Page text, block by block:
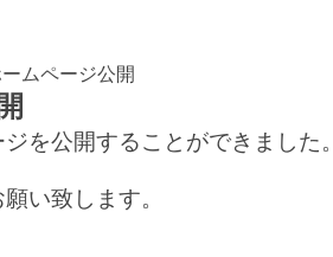
ムページ公開
を公開することができました。
い致します。